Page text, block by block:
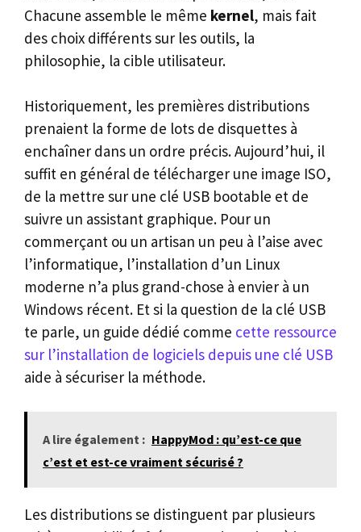
Chacune assemble le même kernel, mais fait
des choix différents sur les outils, la
philosophie, la cible utilisateur.
Historiquement, les premières distributions
prenaient la forme de lots de disquettes à
enchaîner dans un ordre précis. Aujourd’hui, il
suffit en général de télécharger une image ISO,
de la mettre sur une clé USB bootable et de
suivre un assistant graphique. Pour un
commerçant ou un artisan un peu à l’aise avec
l’informatique, l’installation d’un Linux
moderne n’a plus grand-chose à envier à un
Windows récent. Et si la question de la clé USB
te parle, un guide dédié comme cette ressource
sur l’installation de logiciels depuis une clé USB
aide à sécuriser la méthode.
A lire également : HappyMod : qu’est-ce que
c’est et est-ce vraiment sécurisé ?
Les distributions se distinguent par plusieurs